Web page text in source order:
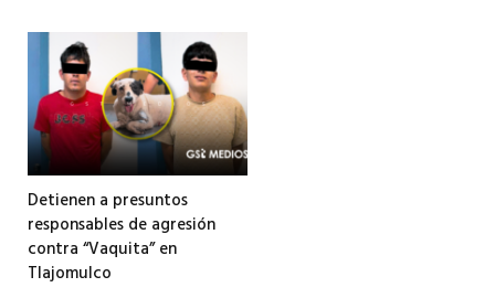
Detienen a presuntos
responsables de agresión
contra “Vaquita” en
Tlajomulco